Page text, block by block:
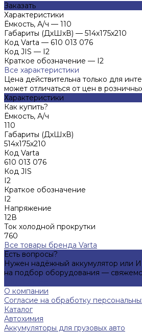
Заказать
Характеристики
Ёмкость, А/ч — 110
Габариты (ДхШхВ) — 514х175х210
Код Varta — 610 013 076
Код JIS — I2
Краткое обозначение — I2
Все характеристики
Цена действительна только для
может отличаться от цен в
Характеристики
Как купить?
Ёмкость, А/ч
110
Габариты (ДхШхВ)
514х175х210
Код Varta
610 013 076
Код JIS
I2
Краткое обозначение
I2
Напряжение
12В
Ток холодной прокрутки
760
Все товары бренда Varta
Есть вопросы?
Нужен надёжный аккумулятор или
на подбор оборудования —
О компании
Согласие на обработку
Каталог
Автохимия
Аккумуляторы для грузовых авто